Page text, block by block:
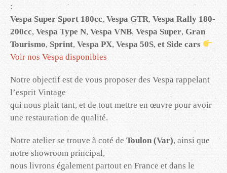
:
Vespa Super Sport 180cc, Vespa GTR, Vespa Rally 180-
200cc, Vespa Type N, Vespa VNB, Vespa Super, Gran
Tourismo, Sprint, Vespa PX, Vespa 50S, et Side cars
Voir nos Vespa disponibles
Notre objectif est de vous proposer des Vespa rappelant
l’esprit Vintage
qui nous plait tant, et de tout mettre en œuvre pour avoir
une restauration de qualité.
Notre atelier se trouve à coté de Toulon (Var), ainsi que
notre showroom principal,
nous livrons également partout en France et dans le